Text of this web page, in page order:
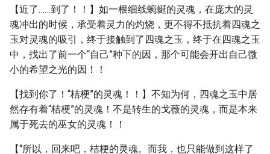
【近了……到了！！】如一根细线蜿蜒的灵魂，在庞大的灵
魂冲出的时候，承受着灵力的灼烧，更不得不抵抗着四魂之
玉对灵魂的吸引，终于接触到了四魂之玉，终于在四魂之玉
中，找出了前一个“自己”种下的因，那个可能会开出自己微
小的希望之光的因！！
【找到你了！“桔梗”的灵魂！！】不知为何，四魂之玉中居
然存有着“桔梗”的灵魂！不是转生的戈薇的灵魂，而是本来
属于死去的巫女的灵魂！！
【“所以，回来吧，桔梗的灵魂。而我，也只能做到这样了